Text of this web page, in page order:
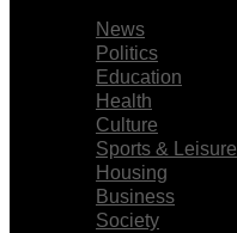
News
Politics
Education
Health
Culture
Sports & Leisure
Housing
Business
Society